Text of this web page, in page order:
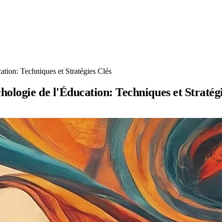
Techniques et Stratégies Clés
de l'Éducation: Techniques et